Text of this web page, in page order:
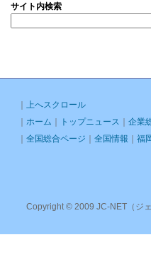
サイト内検索
｜
上へスクロール
｜ ホーム ｜ トップニュース ｜ 企業
｜ 全国総合ページ ｜ 全国情報 ｜ 福
Copyright © 2009 JC-NET（ジ